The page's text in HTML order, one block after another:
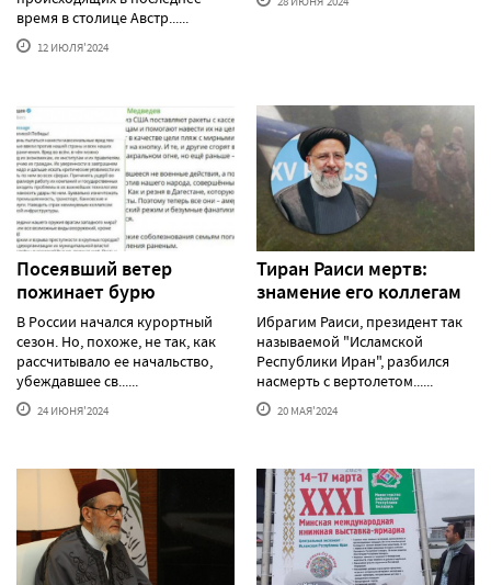
время в столице Австр......
12 ИЮЛЯ'2024
Посеявший ветер
пожинает бурю
В России начался курортный
сезон. Но, похоже, не так, как
рассчитывало ее начальство,
убеждавшее св......
24 ИЮНЯ'2024
Тиран Раиси мертв:
знамение его коллегам
Ибрагим Раиси, президент так
называемой "Исламской
Республики Иран", разбился
насмерть с вертолетом......
20 МАЯ'2024